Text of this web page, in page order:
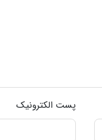
پست الکترونیک